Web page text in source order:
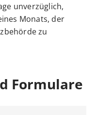
unverzüglich,
Monats, der
zu
Formulare